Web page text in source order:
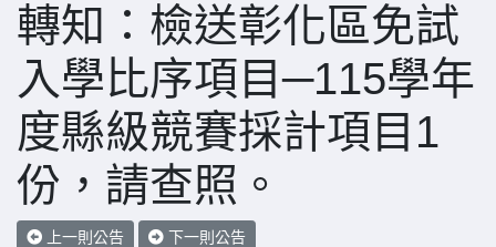
轉知：檢送彰化區免試
入學比序項目─115學年
度縣級競賽採計項目1
份，請查照。
上一則公告 下一則公告